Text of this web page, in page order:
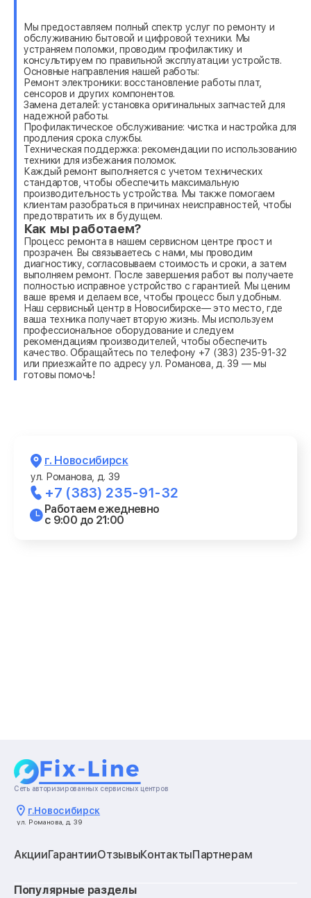
Мы предоставляем полный спектр услуг по ремонту и
обслуживанию бытовой и цифровой техники. Мы
устраняем поломки, проводим профилактику и
консультируем по правильной эксплуатации устройств.
Основные направления нашей работы:
Ремонт электроники: восстановление работы плат,
сенсоров и других компонентов.
Замена деталей: установка оригинальных запчастей для
надежной работы.
Профилактическое обслуживание: чистка и настройка для
продления срока службы.
Техническая поддержка: рекомендации по использованию
техники для избежания поломок.
Каждый ремонт выполняется с учетом технических
стандартов, чтобы обеспечить максимальную
производительность устройства. Мы также помогаем
клиентам разобраться в причинах неисправностей, чтобы
предотвратить их в будущем.
Как мы работаем?
Процесс ремонта в нашем сервисном центре прост и
прозрачен. Вы связываетесь с нами, мы проводим
диагностику, согласовываем стоимость и сроки, а затем
выполняем ремонт. После завершения работ вы получаете
полностью исправное устройство с гарантией. Мы ценим
ваше время и делаем все, чтобы процесс был удобным.
Наш сервисный центр в Новосибирске— это место, где
ваша техника получает вторую жизнь. Мы используем
профессиональное оборудование и следуем
рекомендациям производителей, чтобы обеспечить
качество. Обращайтесь по телефону +7 (383) 235-91-32
или приезжайте по адресу ул. Романова, д. 39 — мы
готовы помочь!
г. Новосибирск
ул. Романова, д. 39
+7 (383) 235-91-32
Работаем ежедневно
с 9:00 до 21:00
Сеть авторизированных сервисных центров
г.Новосибирск
ул. Романова, д. 39
АкцииГарантииОтзывыКонтактыПартнерам
Популярные разделы